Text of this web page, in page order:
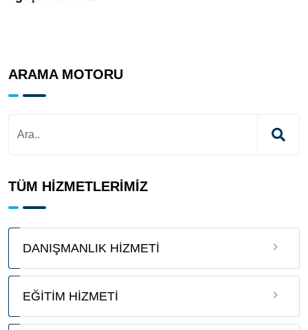
ARAMA MOTORU
TÜM HİZMETLERİMİZ
DANIŞMANLIK HİZMETİ
EĞİTİM HİZMETİ